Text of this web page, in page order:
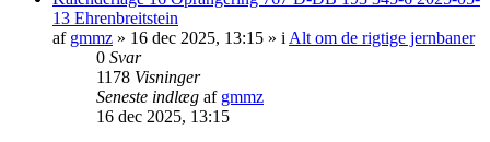
13 Ehrenbreitstein
af gmmz » 16 dec 2025, 13:15 » i Alt om de rigtige jernbaner
0 Svar
1178 Visninger
Seneste indlæg af gmmz
16 dec 2025, 13:15